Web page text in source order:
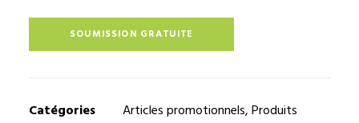
SOUMISSION GRATUITE
Catégories Articles promotionnels,Produits